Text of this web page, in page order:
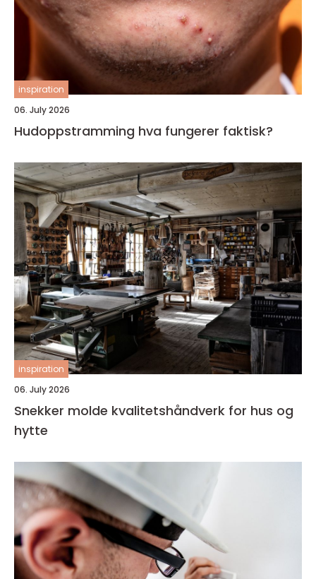
inspiration
06. July 2026
Hudoppstramming hva fungerer faktisk?
inspiration
06. July 2026
Snekker molde kvalitetshåndverk for hus og
hytte